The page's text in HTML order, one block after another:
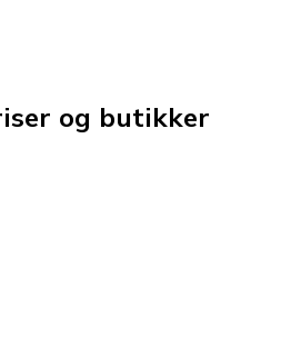
og butikker